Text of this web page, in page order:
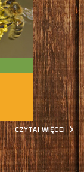
CZYTAJ WIĘCEJ